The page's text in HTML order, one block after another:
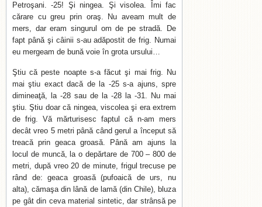
Petroşani. -25! Şi ningea. Şi visolea. Îmi fac
cărare cu greu prin oraş. Nu aveam mult de
mers, dar eram singurul om de pe stradă. De
fapt până şi câinii s-au adăpostit de frig. Numai
eu mergeam de bună voie în grota ursului…
Ştiu că peste noapte s-a făcut şi mai frig. Nu
mai ştiu exact dacă de la -25 s-a ajuns, spre
dimineaţă, la -28 sau de la -28 la -31. Nu mai
ştiu. Ştiu doar că ningea, viscolea şi era extrem
de frig. Vă mărturisesc faptul că n-am mers
decât vreo 5 metri până când gerul a început să
treacă prin geaca groasă. Până am ajuns la
locul de muncă, la o depărtare de 700 – 800 de
metri, după vreo 20 de minute, frigul trecuse pe
rând de: geaca groasă (pufoaică de urs, nu
alta), cămaşa din lână de lamă (din Chile), bluza
pe gât din ceva material sintetic, dar strânsă pe